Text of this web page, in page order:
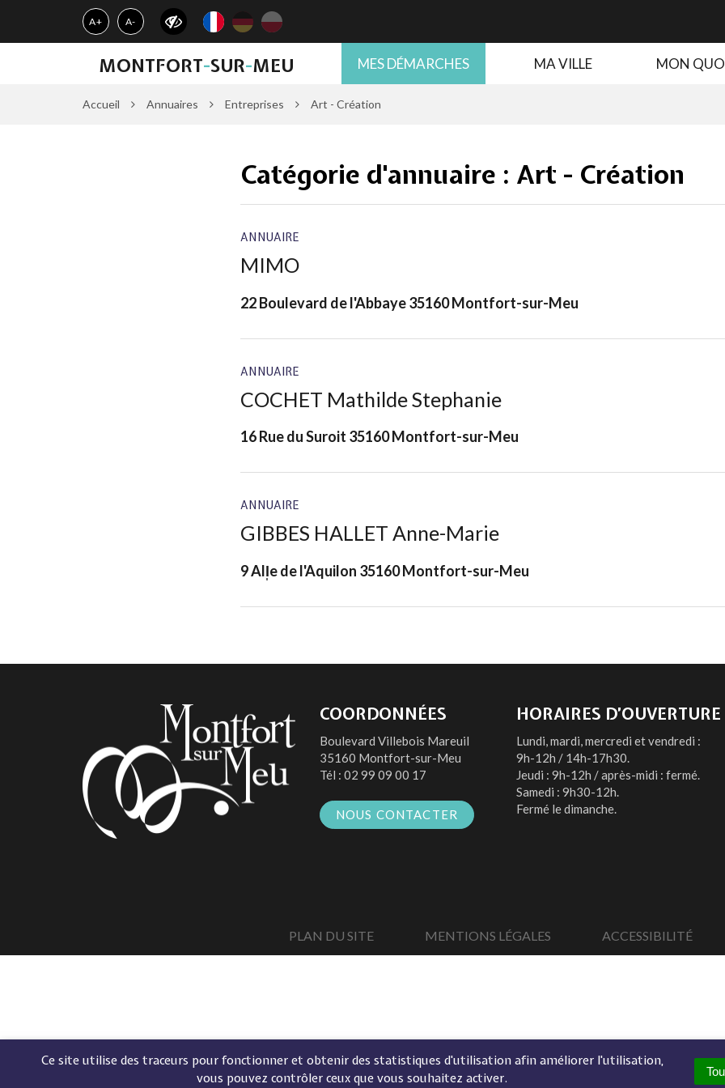
Gestion des traceurs
Ce site utilise des traceurs pour fonctionner et obtenir des statistiques d'utilisation afin améliorer l'utilisation,
vous pouvez contrôler ceux que vous souhaitez activer.
A+ A-
MONTFORT-SUR-MEU MES DÉMARCHES MA VILLE MON
Accueil Annuaires Entreprises Art - Création
Catégorie d'annuaire : Art - Création
ANNUAIRE
MIMO
22 Boulevard de l'Abbaye 35160 Montfort-sur-Meu
ANNUAIRE
COCHET Mathilde Stephanie
16 Rue du Suroit 35160 Montfort-sur-Meu
ANNUAIRE
GIBBES HALLET Anne-Marie
9 All̩e de l'Aquilon 35160 Montfort-sur-Meu
COORDONNÉES
Boulevard Villebois Mareuil
35160 Montfort-sur-Meu
Tél : 02 99 09 00 17
NOUS CONTACTER
HORAIRES D’OUVERTURE
Lundi, mardi, mercredi et vendredi :
9h-12h / 14h-17h30.
Jeudi : 9h-12h / après-midi : fermé.
Samedi : 9h30-12h.
Fermé le dimanche.
PLAN DU SITE MENTIONS LÉGALES ACCESSIBILITÉ